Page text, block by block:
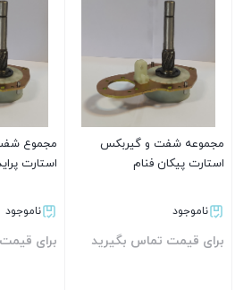
مجموعه شفت و گیربکس
استارت پیکان فنام
ناموجود
برای قیمت تماس بگیرید
مجموع
استارت پراید 4 زغاله
ناموجود
برای